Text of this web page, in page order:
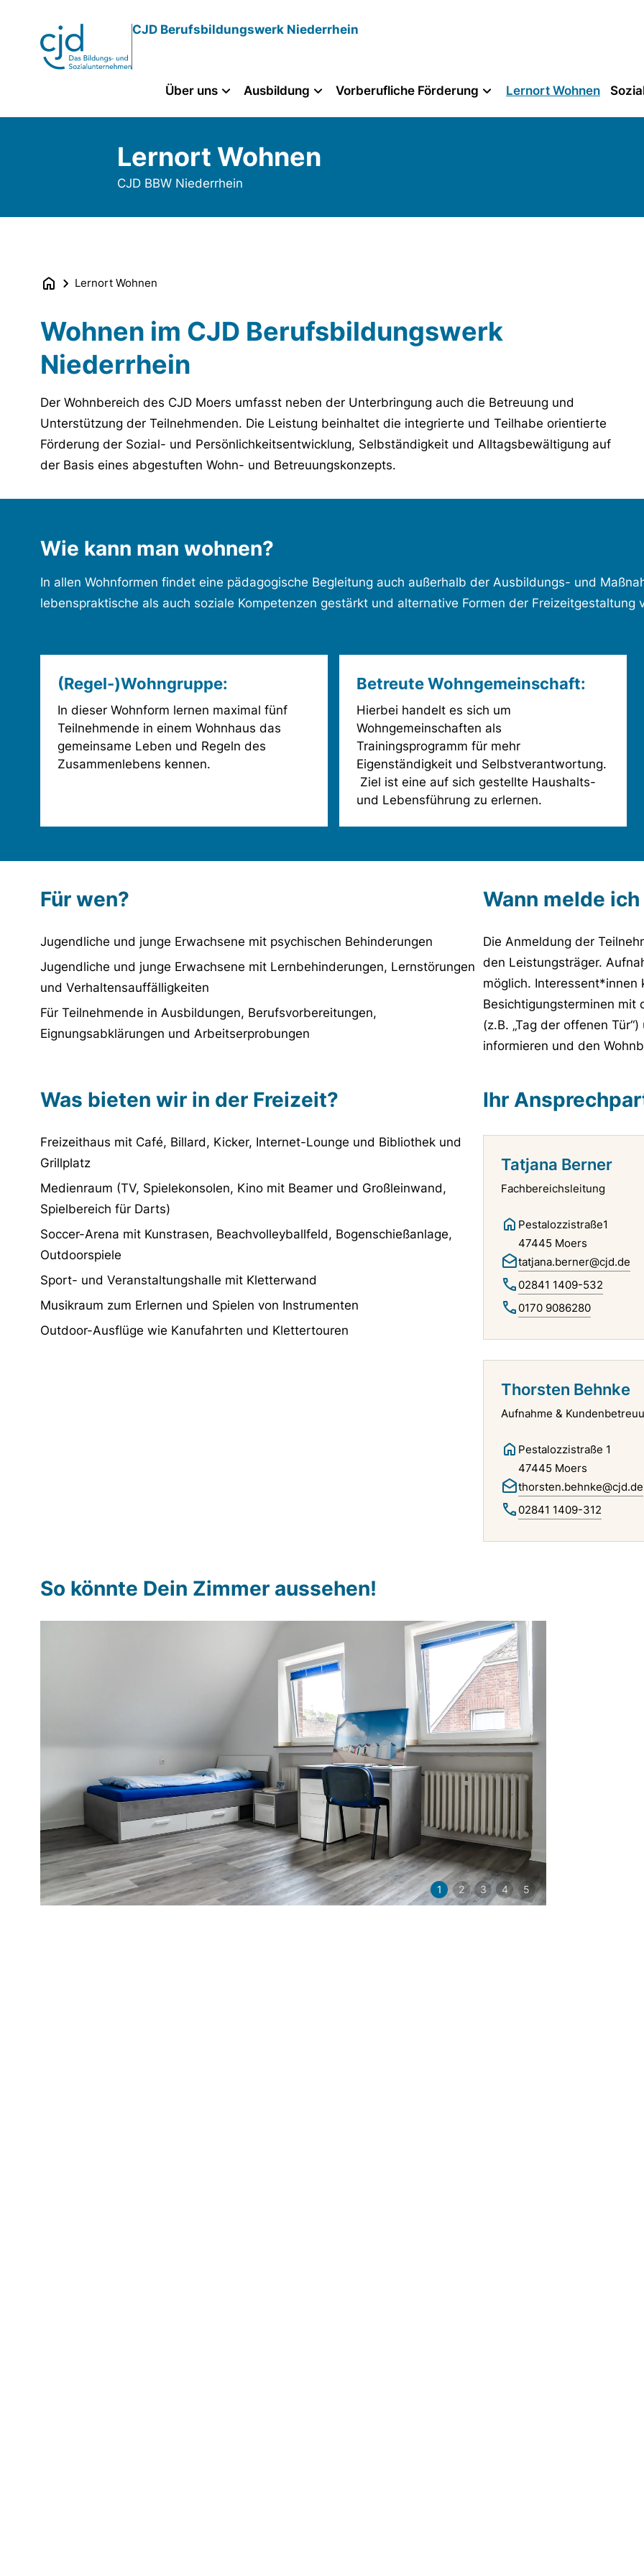
CJD Berufsbildungswerk Niederrhein
Über uns Ausbildung Vorberufliche Förderung Lernort Wohnen
Lernort Wohnen
CJD BBW Niederrhein
Lernort Wohnen
Wohnen im CJD Berufsbildungswerk
Niederrhein
Der Wohnbereich des CJD Moers umfasst neben der Unterbringung auch die Betreuung und
Unterstützung der Teilnehmenden. Die Leistung beinhaltet die integrierte und Teilhabe orientierte
Förderung der Sozial- und Persönlichkeitsentwicklung, Selbständigkeit und Alltagsbewältigung auf
der Basis eines abgestuften Wohn- und Betreuungskonzepts.
Wie kann man wohnen?
In allen Wohnformen findet eine pädagogische Begleitung auch außerhalb der Ausbildungs- und
lebenspraktische als auch soziale Kompetenzen gestärkt und alternative Formen der Freizeitgestaltung
(Regel-)Wohngruppe:
In dieser Wohnform lernen maximal fünf
Teilnehmende in einem Wohnhaus das
gemeinsame Leben und Regeln des
Zusammenlebens kennen.
Betreute Wohngemeinschaft:
Hierbei handelt es sich um
Wohngemeinschaften als
Trainingsprogramm für mehr
Eigenständigkeit und Selbstverantwortung.
Ziel ist eine auf sich gestellte Haushalts-
und Lebensführung zu erlernen.
Für wen?
Jugendliche und junge Erwachsene mit psychischen Behinderungen
Jugendliche und junge Erwachsene mit Lernbehinderungen, Lernstörungen
und Verhaltensauffälligkeiten
Für Teilnehmende in Ausbildungen, Berufsvorbereitungen,
Eignungsabklärungen und Arbeitserprobungen
Wann melde
Die Anmeldung der
den Leistungsträger.
möglich. Interessent*innen
Besichtigungsterminen mit
(z.B. „Tag der offenen
informieren und den
Was bieten wir in der Freizeit?
Freizeithaus mit Café, Billard, Kicker, Internet-Lounge und Bibliothek und
Grillplatz
Medienraum (TV, Spielekonsolen, Kino mit Beamer und Großleinwand,
Spielbereich für Darts)
Soccer-Arena mit Kunstrasen, Beachvolleyballfeld, Bogenschießanlage,
Outdoorspiele
Sport- und Veranstaltungshalle mit Kletterwand
Musikraum zum Erlernen und Spielen von Instrumenten
Outdoor-Ausflüge wie Kanufahrten und Klettertouren
Ihr
Tatjana Berner
Fachbereichsleitung
Pestalozzistraße1
47445 Moers
tatjana.berner@cjd.de
02841 1409-532
0170 9086280
Thorsten Behnke
Aufnahme &
Pestalozzistraße 1
47445 Moers
thorsten.behnke@cjd.de
02841 1409-312
So könnte Dein Zimmer aussehen!
1 2 3 4 5